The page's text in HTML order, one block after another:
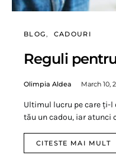
BLOG CADOURI
Reguli
Olimpia Aldea March 10,
Ultimul lucru pe care ți-l
tău un cadou, iar atunci
CITESTE MAI MULT